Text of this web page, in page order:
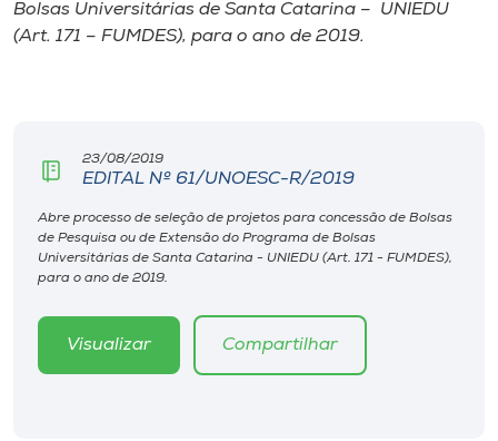
Cultura
Biblioteca
Editora
Museu
Bolsas Universitárias de Santa Catarina – UNIEDU
(Art. 171 – FUMDES), para o ano de 2019.
23/08/2019
EDITAL Nº 61/UNOESC-R/2019
Abre processo de seleção de projetos para concessão de Bolsas
de Pesquisa ou de Extensão do Programa de Bolsas
Universitárias de Santa Catarina - UNIEDU (Art. 171 - FUMDES),
para o ano de 2019.
Visualizar Compartilhar